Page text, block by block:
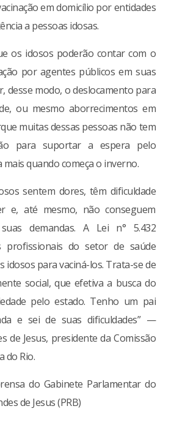
em domicílio por entidades
a pessoas idosas.
os idosos poderão contar com o
por agentes públicos em suas
desse modo, o deslocamento para
ou mesmo aborrecimentos em
muitas dessas pessoas não tem
para suportar a espera pelo
quando começa o inverno.
sentem dores, têm dificuldade
e, até mesmo, não conseguem
demandas. A Lei n° 5.432
profissionais do setor de saúde
idosos para vaciná-los. Trata-se de
social, que efetiva a busca do
pelo estado. Tenho um pai
e sei de suas dificuldades” —
de Jesus, presidente da Comissão
do Rio.
do Gabinete Parlamentar do
de Jesus (PRB)